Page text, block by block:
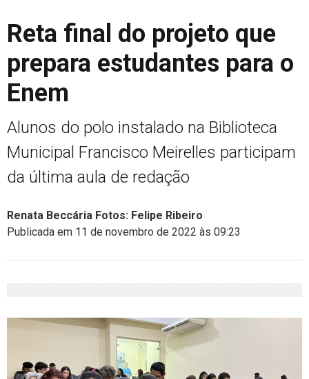
Reta final do projeto que
prepara estudantes para o
Enem
Alunos do polo instalado na Biblioteca
Municipal Francisco Meirelles participam
da última aula de redação
Renata Beccária Fotos: Felipe Ribeiro
Publicada em 11 de novembro de 2022 às 09:23